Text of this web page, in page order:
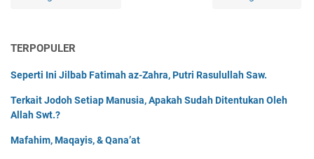
TERPOPULER
Seperti Ini Jilbab Fatimah az-Zahra, Putri Rasulullah Saw.
Terkait Jodoh Setiap Manusia, Apakah Sudah Ditentukan Oleh
Allah Swt.?
Mafahim, Maqayis, & Qana’at